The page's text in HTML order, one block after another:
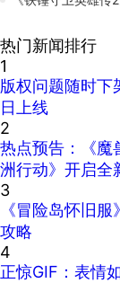
热门新闻排行
1
版权问题随时下
日上线
2
热点预告：《魔
洲行动》开启全
3
《冒险岛怀旧
攻略
4
正惊GIF：表情